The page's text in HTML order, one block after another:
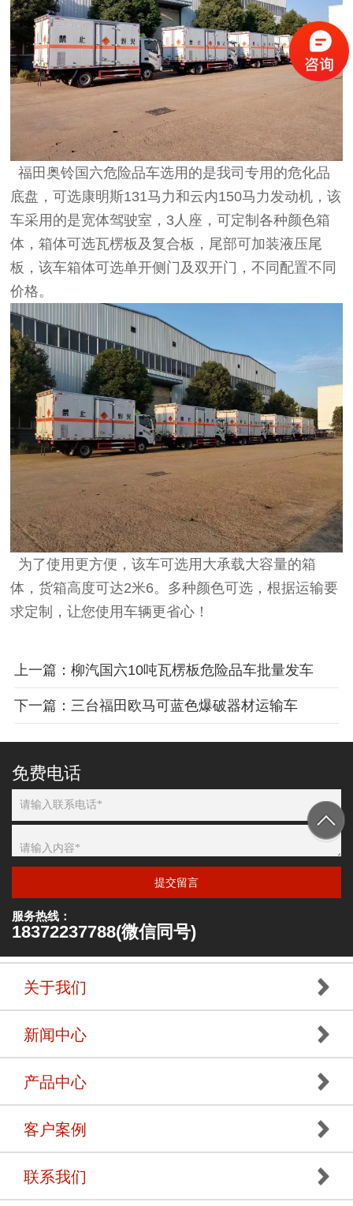
福田奥铃国六危险品车选用的是我司专用的危化品
底盘，可选康明斯131马力和云内150马力发动机，该
车采用的是宽体驾驶室，3人座，可定制各种颜色箱
体，箱体可选瓦楞板及复合板，尾部可加装液压尾
板，该车箱体可选单开侧门及双开门，不同配置不同
价格。
为了使用更方便，该车可选用大承载大容量的箱
体，货箱高度可达2米6。多种颜色可选，根据运输要
求定制，让您使用车辆更省心！
上一篇：柳汽国六10吨瓦楞板危险品车批量发车
下一篇：三台福田欧马可蓝色爆破器材运输车
免费电话
提交留言
服务热线：
18372237788(微信同号)
关于我们
新闻中心
产品中心
客户案例
联系我们